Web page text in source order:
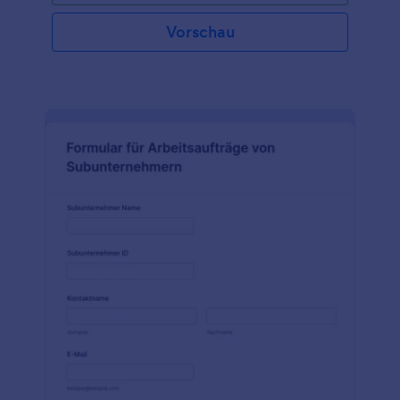
Unternehmen, die ihre Wartungsarbeiten selbst
durchführen oder Subunternehmer damit
beauftragen. Verfolgen Sie den Status Ihrer
PDFs herunterladen und speichern oder sie
automatisch auf Dropbox, Box, Google Drive oder
Vorschau